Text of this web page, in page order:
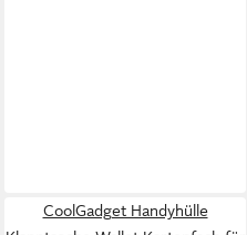
CoolGadget Handyhülle